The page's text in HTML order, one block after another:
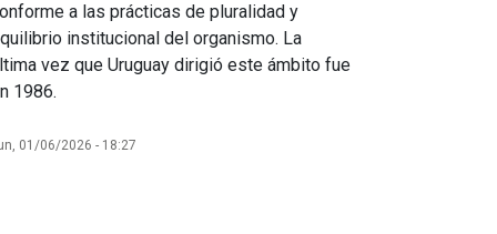
a las prácticas de pluralidad y
institucional del organismo. La
vez que Uruguay dirigió este ámbito fue
1986.
01/06/2026 - 18:27